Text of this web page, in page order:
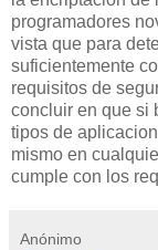
programadores
vista que para
suficientemente
requisitos de
concluir en que si
tipos de
mismo en
cumple con los
Anónimo